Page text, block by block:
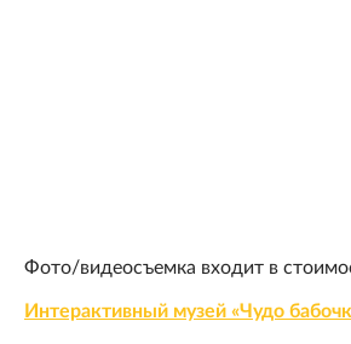
Фото/видеосъемка входит в
Интерактивный музей «Чудо